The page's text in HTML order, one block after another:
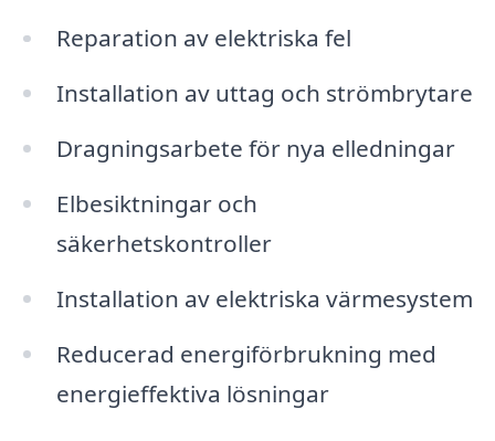
Reparation av elektriska fel
Installation av uttag och strömbrytare
Dragningsarbete för nya elledningar
Elbesiktningar och
säkerhetskontroller
Installation av elektriska värmesystem
Reducerad energiförbrukning med
energieffektiva lösningar